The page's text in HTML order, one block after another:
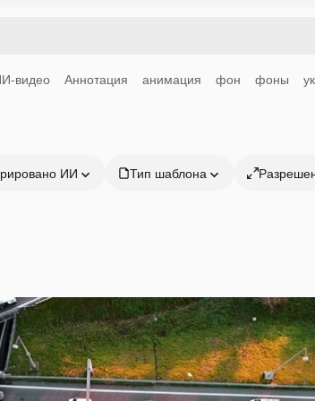
видео Аннотация анимация фон фоны
ИИ Тип шаблона
Продукция Начать